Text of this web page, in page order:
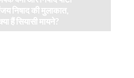
निषाद की मुलाकात,
हैं सियासी मायने?